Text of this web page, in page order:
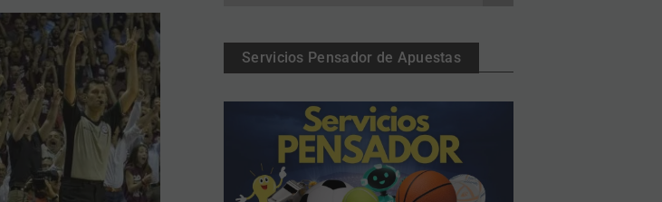
Servicios Pensador de Apuestas